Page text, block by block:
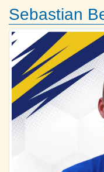
Sebastian